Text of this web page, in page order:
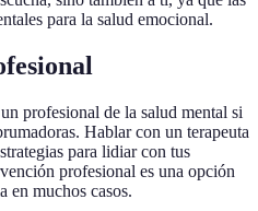
para la salud emocional.
profesional de la salud mental si
Hablar con un terapeuta
para lidiar con tus
profesional es una opción
en muchos casos.